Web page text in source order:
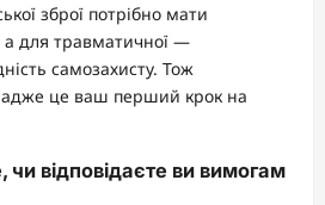
зброї потрібно мати
а для травматичної —
самозахисту. Тож
адже це ваш перший крок на
чи відповідаєте ви вимогам